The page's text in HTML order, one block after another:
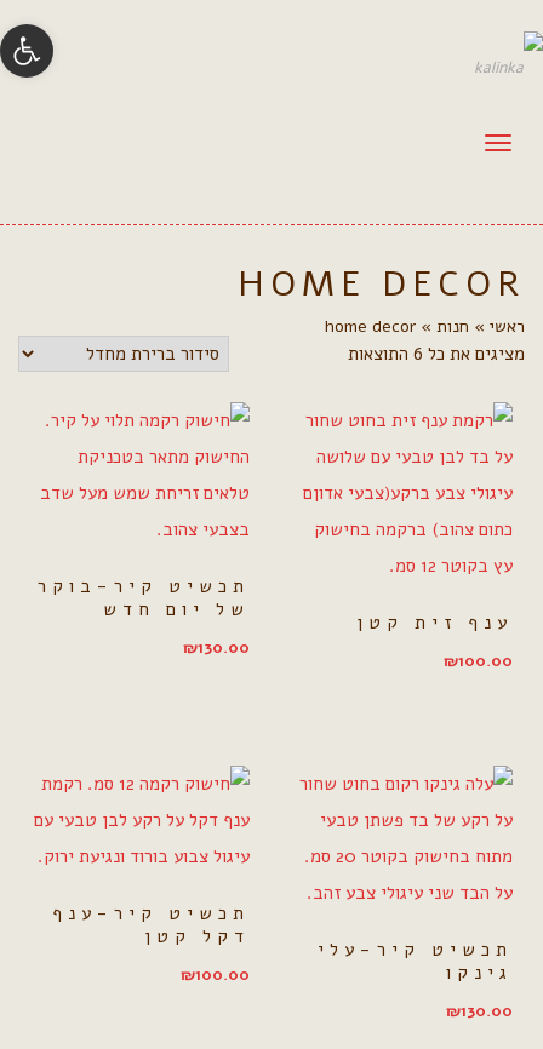
תפריט
HOME DECOR
ראשי » חנות »
home decor
מציגים את כל ⁦6⁩ התוצאות
ענף זית קטן
₪100.00
תכשיט קיר-בוקר
של יום חדש
₪130.00
תכשיט קיר-עלי
גינקו
₪130.00
תכשיט קיר-ענף
דקל קטן
₪100.00
פתח